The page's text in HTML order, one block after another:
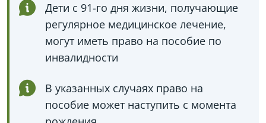
Дети с 91-го дня жизни, получающие
регулярное медицинское лечение,
могут иметь право на пособие по
инвалидности
В указанных случаях право на
пособие может наступить с момента